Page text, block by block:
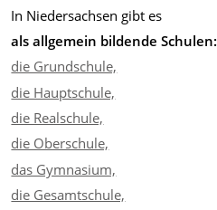
In Niedersachsen gibt es
als allgemein bildende Schulen:
die Grundschule,
die Hauptschule,
die Realschule,
die Oberschule,
das Gymnasium,
die Gesamtschule,